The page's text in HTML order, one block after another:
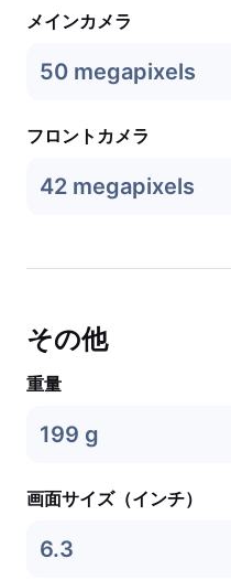
メインカメラ
50 megapixels
フロントカメラ
42 megapixels
その他
重量
199 g
画面サイズ（インチ）
6.3